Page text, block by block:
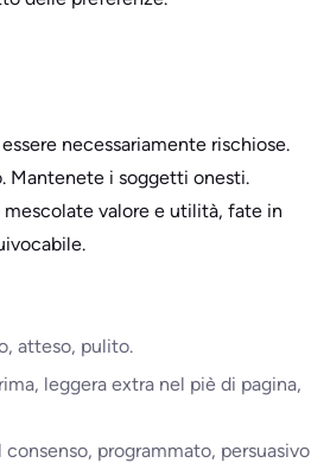
necessariamente rischiose.
Mantenete i soggetti onesti.
mescolate valore e utilità, fate in
atteso, pulito.
leggera extra nel piè di pagina,
consenso, programmato, persuasivo